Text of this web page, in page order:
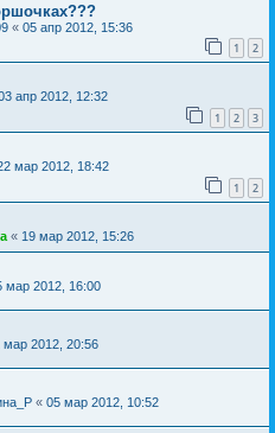
« 05 апр 2012, 15:36
1 2
апр 2012, 12:32
1 2 3
мар 2012, 18:42
1 2
« 19 мар 2012, 15:26
мар 2012, 16:00
мар 2012, 20:56
« 05 мар 2012, 10:52